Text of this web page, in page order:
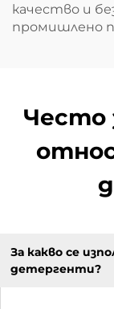
качество и
промишлено
Често
За какво се
детергенти?